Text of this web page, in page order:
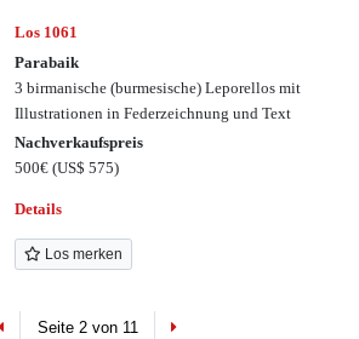
Los 1061
Parabaik
3 birmanische (burmesische) Leporellos mit
Illustrationen in Federzeichnung und Text
Nachverkaufspreis
500€(US$ 575)
Details
Los merken
PreviousSeite 2 von 11 Next